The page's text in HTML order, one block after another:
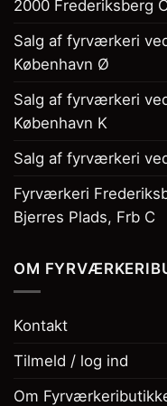
2000 Frederiksberg
Salg af fyrværkeri
København Ø
Salg af fyrværkeri
København K
Salg af fyrværkeri
Fyrværkeri
Bjerres Plads, Frb C
OM
Kontakt
Tilmeld / log ind
Om